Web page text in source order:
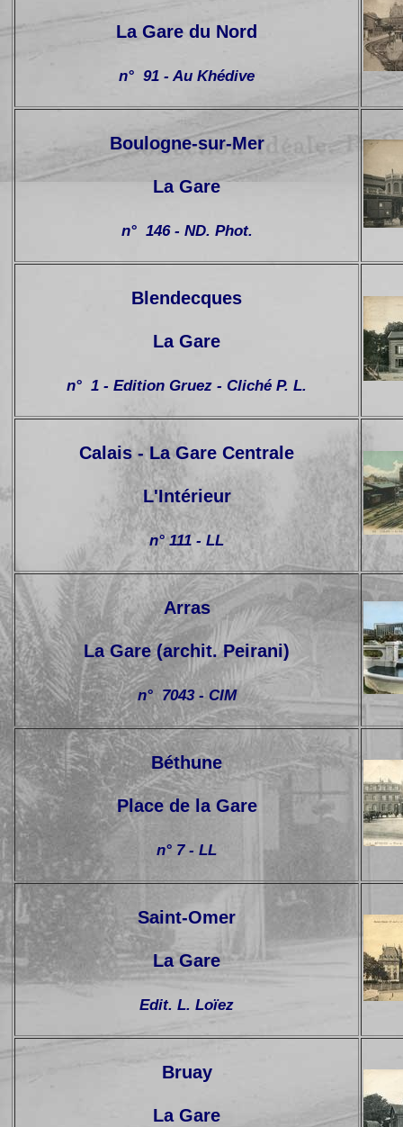
La Gare du Nord
n° 91 - Au Khédive
Boulogne-sur-Mer
La Gare
n° 146 - ND. Phot.
Blendecques
La Gare
n° 1 - Edition Gruez - Cliché P. L.
Calais - La Gare Centrale
L'Intérieur
n° 111 - LL
Arras
La Gare (archit. Peirani)
n° 7043 - CIM
Béthune
Place de la Gare
n° 7 - LL
Saint-Omer
La Gare
Edit. L. Loïez
Bruay
La Gare